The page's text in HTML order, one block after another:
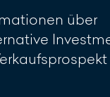
über